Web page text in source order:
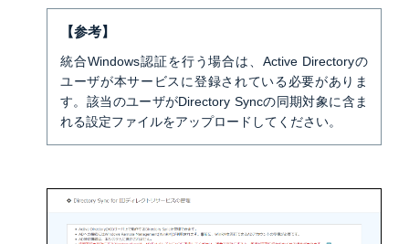
【参考】
統合Windows認証を行う場合は、Active Directoryの
ユーザが本サービスに登録されている必要がありま
す。該当のユーザがDirectory Syncの同期対象に含ま
れる設定ファイルをアップロードしてください。